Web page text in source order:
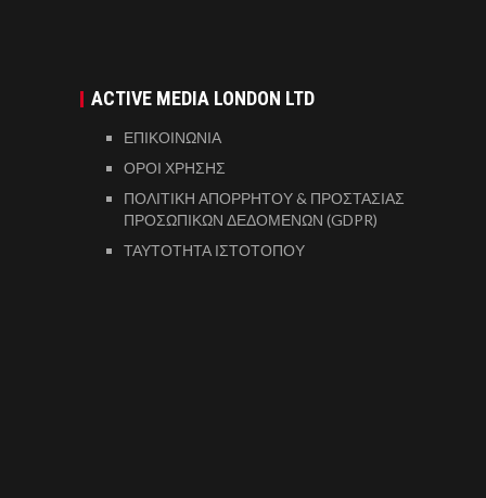
ACTIVE MEDIA LONDON LTD
ΕΠΙΚΟΙΝΩΝΙΑ
ΟΡΟΙ ΧΡΗΣΗΣ
ΠΟΛΙΤΙΚΗ ΑΠΟΡΡΗΤΟΥ & ΠΡΟΣΤΑΣΙΑΣ
ΠΡΟΣΩΠΙΚΩΝ ΔΕΔΟΜΕΝΩΝ (GDPR)
ΤΑΥΤΟΤΗΤΑ ΙΣΤΟΤΟΠΟΥ